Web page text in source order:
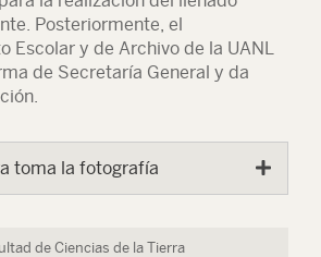
Posteriormente, el
Escolar y de Archivo de la UANL
de Secretaría General y da
toma la fotografía
de Ciencias de la Tierra